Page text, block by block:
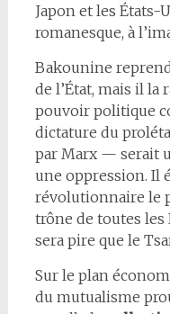
Japon et les États-
romanesque, à
Bakounine
de l’État, mais il la
pouvoir politique
dictature du
par Marx — serait
une oppression. Il
révolutionnaire le
trône de toutes les
sera pire que le
Sur le plan
du mutualisme